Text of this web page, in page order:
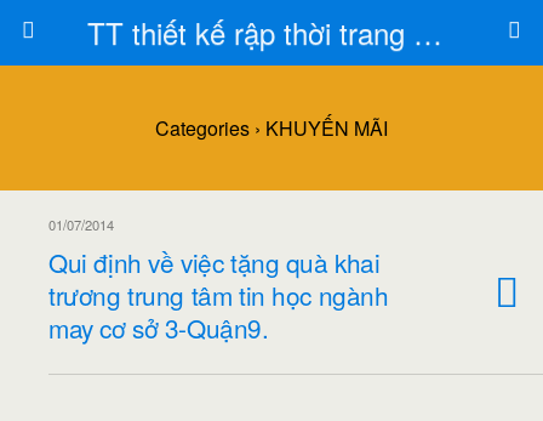
TT thiết kế rập thời trang Toán Trần
Categories › KHUYẾN MÃI
01/07/2014
Qui định về việc tặng quà khai
trương trung tâm tin học ngành
may cơ sở 3-Quận9.